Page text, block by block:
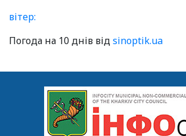
вітер:
Погода на 10 днів відsinoptik.ua